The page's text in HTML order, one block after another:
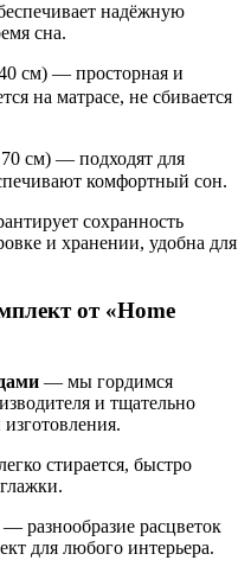
надёжную
сна.
см) — просторная и
на матрасе, не сбивается
70 см) — подходят для
комфортный сон.
сохранность
и хранении, удобна для
от «Home
— мы гордимся
и тщательно
стирается, быстро
— разнообразие расцветок
для любого интерьера.